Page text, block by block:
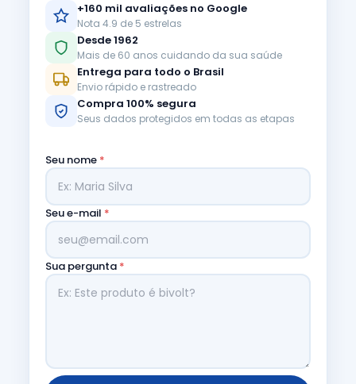
+160 mil avaliações no Google
Nota 4.9 de 5 estrelas
Desde 1962
Mais de 60 anos cuidando da sua saúde
Entrega para todo o Brasil
Envio rápido e rastreado
Compra 100% segura
Seus dados protegidos em todas as etapas
Seu nome *
Seu e-mail *
Sua pergunta *